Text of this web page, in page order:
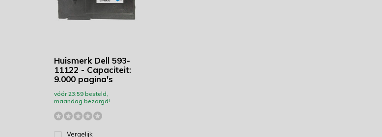
Huismerk Dell 593-
11122 - Capaciteit:
9.000 pagina's
vóór 23:59 besteld,
maandag bezorgd!
Vergelijk